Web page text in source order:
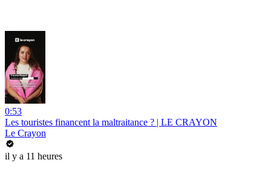
0:53
Les touristes financent la maltraitance ? | LE CRAYON
Le Crayon
il y a 11 heures